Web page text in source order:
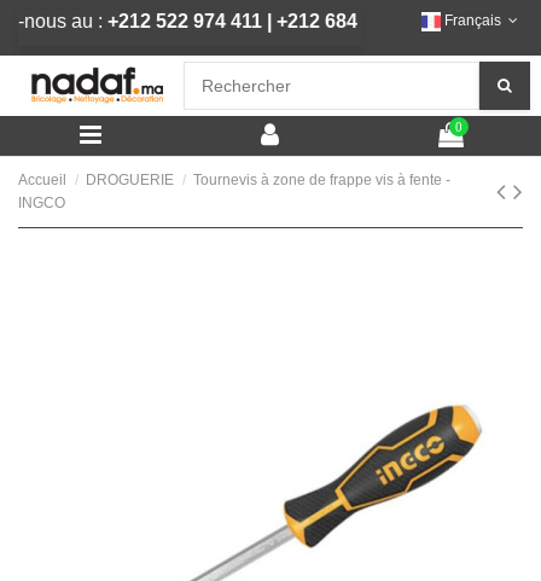
nous au :+212 522 974 411 |+212 684 292 444Français
0
Accueil DROGUERIE
Tournevis à zone de frappe vis à fente -
INGCO